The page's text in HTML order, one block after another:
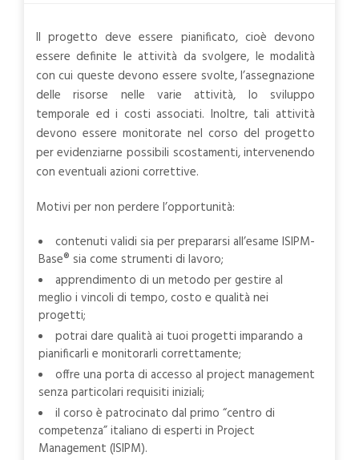
Il progetto deve essere pianificato, cioè devono
essere definite le attività da svolgere, le modalità
con cui queste devono essere svolte, l’assegnazione
delle risorse nelle varie attività, lo sviluppo
temporale ed i costi associati. Inoltre, tali attività
devono essere monitorate nel corso del progetto
per evidenziarne possibili scostamenti, intervenendo
con eventuali azioni correttive.
Motivi per non perdere l’opportunità:
contenuti validi sia per prepararsi all’esame ISIPM-
Base® sia come strumenti di lavoro;
apprendimento di un metodo per gestire al
meglio i vincoli di tempo, costo e qualità nei
progetti;
potrai dare qualità ai tuoi progetti imparando a
pianificarli e monitorarli correttamente;
offre una porta di accesso al project management
senza particolari requisiti iniziali;
il corso è patrocinato dal primo “centro di
competenza” italiano di esperti in Project
Management (ISIPM).